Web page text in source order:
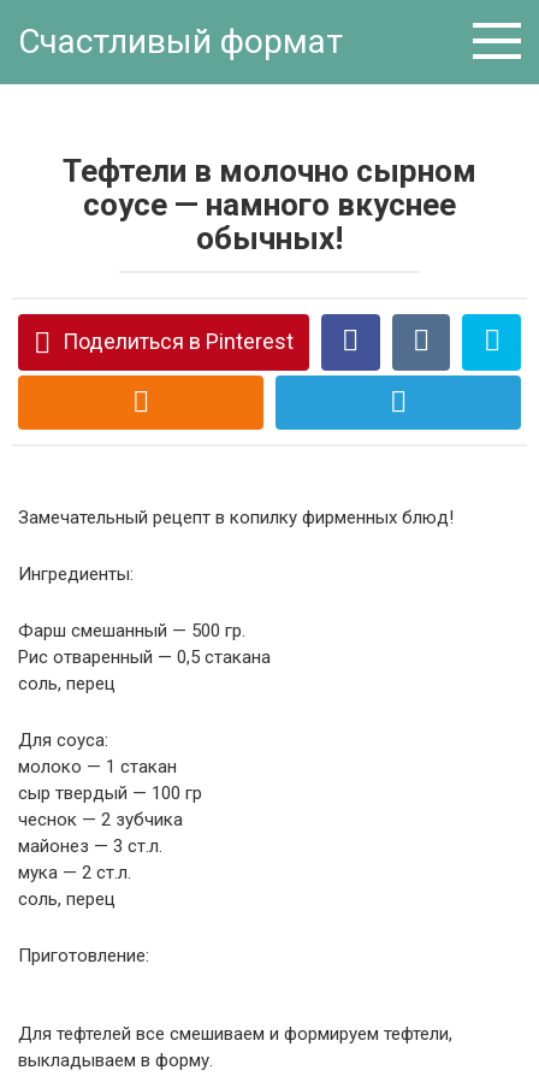
Счастливый формат
Тефтели в молочно сырном
соусе — намного вкуснее
обычных!
Поделиться в Pinterest
Замечательный рецепт в копилку фирменных блюд!
Ингредиенты:
Фарш смешанный — 500 гр.
Рис отваренный — 0,5 стакана
соль, перец
Для соуса:
молоко — 1 стакан
сыр твердый — 100 гр
чеснок — 2 зубчика
майонез — 3 ст.л.
мука — 2 ст.л.
соль, перец
Приготовление:
Для тефтелей все смешиваем и формируем тефтели,
выкладываем в форму.